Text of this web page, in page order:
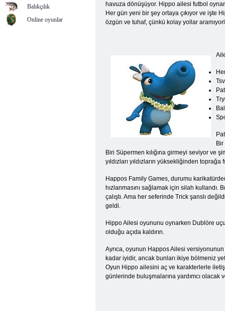
havuza dönüşüyor. Hippo ailesi futbol
Her gün yeni bir şey ortaya çıkıyor ve işte
özgün ve tuhaf, çünkü kolay yollar
Biri Süpermen kılığına girmeyi seviyor ve
yıldızları yıldızların yüksekliğinden
Happos Family Games, durumu
hızlanmasını sağlamak için silah
çalıştı. Ama her seferinde Trick şanslı
geldi.
Hippo Ailesi oyununu oynarken Dublöre
olduğu açıda kaldırın.
Ayrıca, oyunun Happos Ailesi
kadar iyidir, ancak bunları ikiye bölmeniz
Oyun Hippo ailesini aç ve karakterlerle
günlerinde buluşmalarına yardımcı olacak
Balıkçılık
Online oyunlar